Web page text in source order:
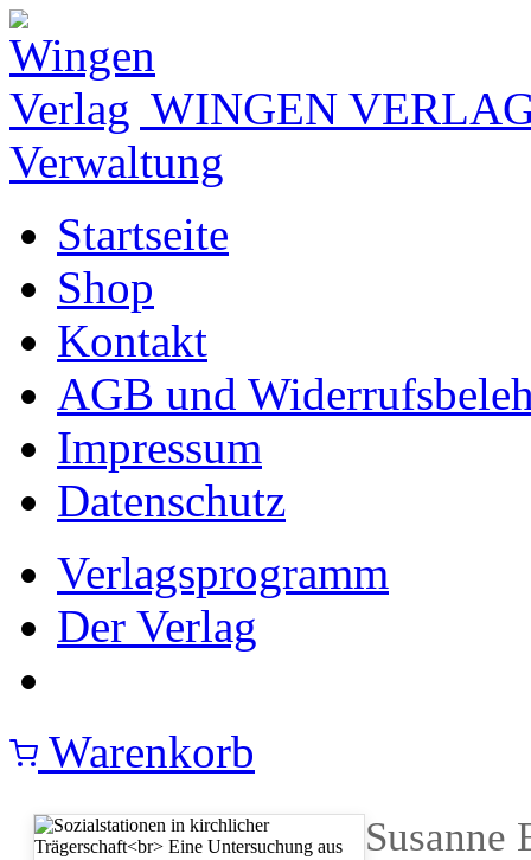
WINGEN
Verwaltung
Startseite
Shop
Kontakt
AGB und
Impressum
Datenschutz
Verlagsprogramm
Der Verlag
Warenkorb
Susanne